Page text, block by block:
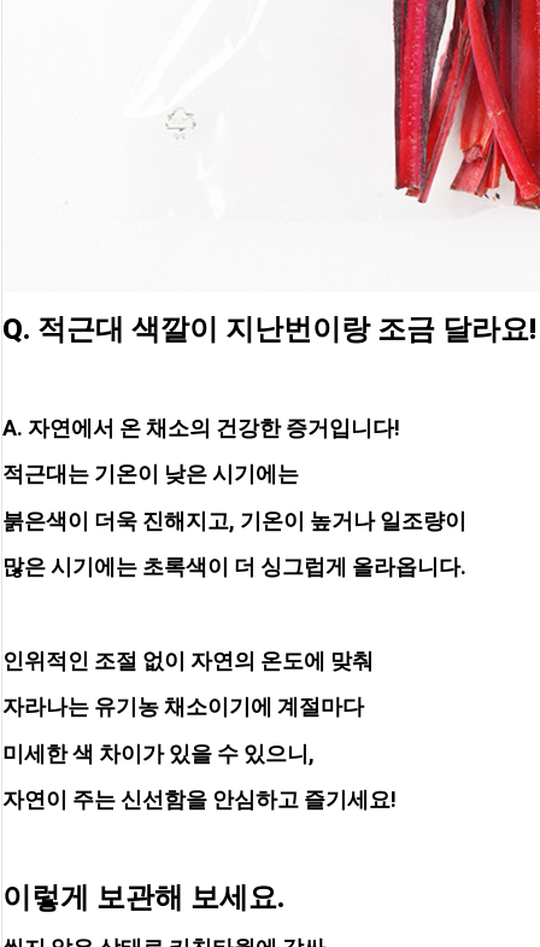
Q. 적근대 색깔이 지난번이랑 조금 달라요!
A. 자연에서 온 채소의 건강한 증거입니다!
적근대는 기온이 낮은 시기에는
붉은색이 더욱 진해지고, 기온이 높거나 일조량이
많은 시기에는 초록색이 더 싱그럽게 올라옵니다.
인위적인 조절 없이 자연의 온도에 맞춰
자라나는 유기농 채소이기에 계절마다
미세한 색 차이가 있을 수 있으니,
자연이 주는 신선함을 안심하고 즐기세요!
이렇게 보관해 보세요.